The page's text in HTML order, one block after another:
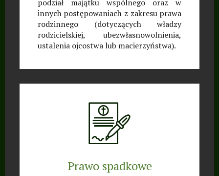
podział majątku wspólnego oraz w
innych postępowaniach z zakresu prawa
rodzinnego (dotyczących władzy
rodzicielskiej, ubezwłasnowolnienia,
ustalenia ojcostwa lub macierzyństwa).
Prawo spadkowe